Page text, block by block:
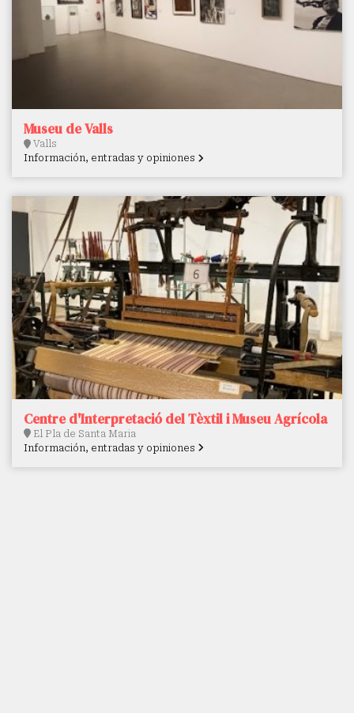
Museu de Valls
Valls
Información, entradas y opiniones
Centre d'Interpretació del Tèxtil i Museu Agrícola
El Pla de Santa Maria
Información, entradas y opiniones